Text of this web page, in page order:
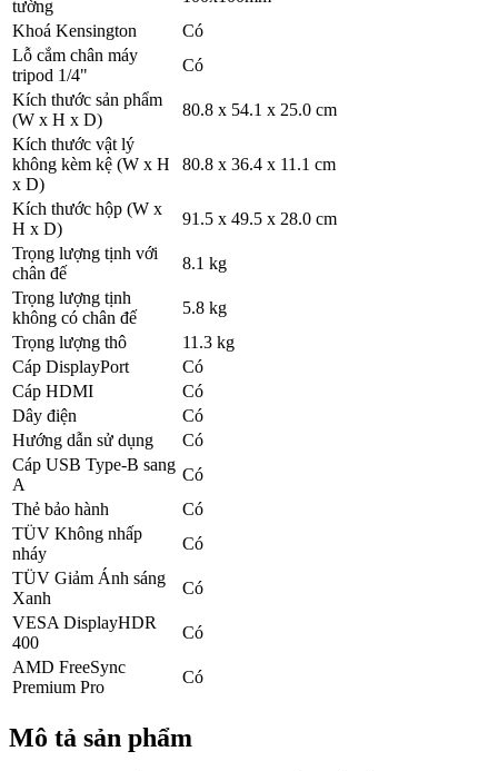
tường
Khoá Kensington
Có
Lỗ cắm chân máy
tripod 1/4"
Có
Kích thước sản phẩm
(W x H x D)
80.8 x 54.1 x 25.0 cm
Kích thước vật lý
không kèm kệ (W x H
x D)
80.8 x 36.4 x 11.1 cm
Kích thước hộp (W x
H x D)
91.5 x 49.5 x 28.0 cm
Trọng lượng tịnh với
chân đế
8.1 kg
Trọng lượng tịnh
không có chân đế
5.8 kg
Trọng lượng thô
11.3 kg
Cáp DisplayPort
Có
Cáp HDMI
Có
Dây điện
Có
Hướng dẫn sử dụng
Có
Cáp USB Type-B sang
A
Có
Thẻ bảo hành
Có
TÜV Không nhấp
nháy
Có
TÜV Giảm Ánh sáng
Xanh
Có
VESA DisplayHDR
400
Có
AMD FreeSync
Premium Pro
Có
Mô tả sản phẩm